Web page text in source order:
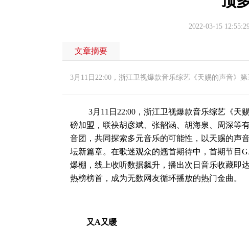
2022-03-15
文章摘要
3月11日22:00，浙江卫视爆款音乐综艺《天赐的声音》
3月11日22:00，浙江卫视爆款音乐综艺《天
磅加盟，联袂胡彦斌、张韶涵、胡海泉、周深等
音团，共同探索多元音乐的可能性，以天赐的声
坛新篇章。在歌迷观众的翘首期待中，首期节目
爆棚，线上收听数据飙升，播出次日音乐收藏即
热榜榜首，成为无数网友循环播放的热门金曲。
又A又暖